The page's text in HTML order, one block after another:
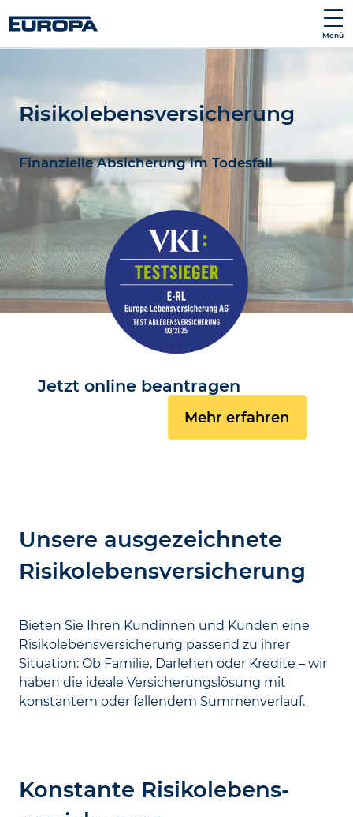
Menü
Risiko­lebens­versicherung
Finanzielle Absicherung im Todesfall
Jetzt online beantragen
Mehr erfahren
Unsere ausgezeichnete
Risikolebensversicherung
Bieten Sie Ihren Kundinnen und Kunden eine
Risikolebensversicherung passend zu ihrer
Situation: Ob Familie, Darlehen oder Kredite – wir
haben die ideale Versicherungslösung mit
konstantem oder fallendem Summenverlauf.
Konstante Risiko­lebens­